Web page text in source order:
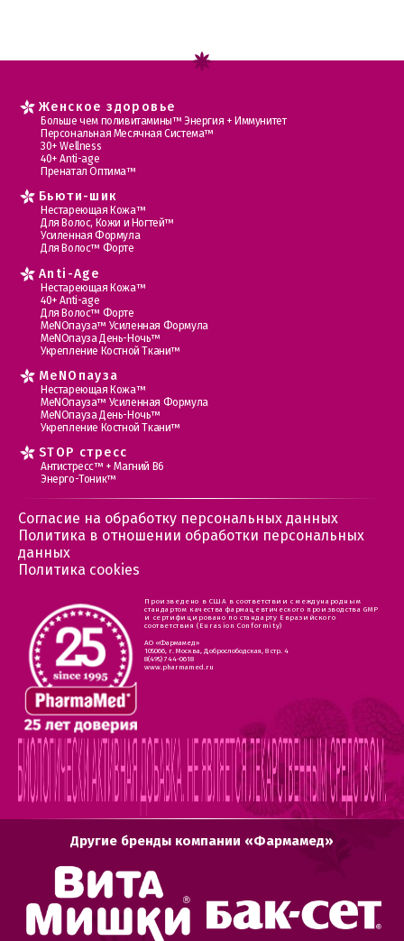
Женское здоровье
Больше чем поливитамины™ Энергия + Иммунитет
Персональная Месячная Система™
30+ Wellness
40+ Anti-age
Пренатал Оптима™
Бьюти-шик
Нестареющая Кожа™
Для Волос, Кожи и Ногтей™
Усиленная Формула
Для Волос™ Форте
Anti-Age
Нестареющая Кожа™
40+ Anti-age
Для Волос™ Форте
МеNOпауза™ Усиленная Формула
МеNOпауза День-Ночь™
Укрепление Костной Ткани™
MеNOпауза
Нестареющая Кожа™
МеNOпауза™ Усиленная Формула
МеNOпауза День-Ночь™
Укрепление Костной Ткани™
STOP стресс
Антистресс™ + Магний В6
Энерго-Тоник™
Согласие на обработку персональных данных
Политика в отношении обработки персональных
данных
Политика cookies
Произведено в США в соответствии с международным
стандартом качества фармацевтического производства GMP
и сертифицировано по стандарту Евразийского
соответствия (Eurasion Conformity)
АО «Фармамед»
105066, г. Москва, Доброслободская, 8 стр. 4
8(495) 744-0618
www.pharmamed.ru
Другие бренды компании «Фармамед»